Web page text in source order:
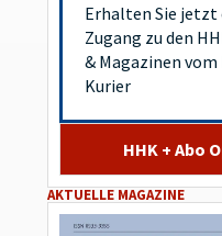
Erhalten Sie jetzt
Zugang zu den
& Magazinen
Kurier
HHK + Abo
AKTUELLE MAGAZINE